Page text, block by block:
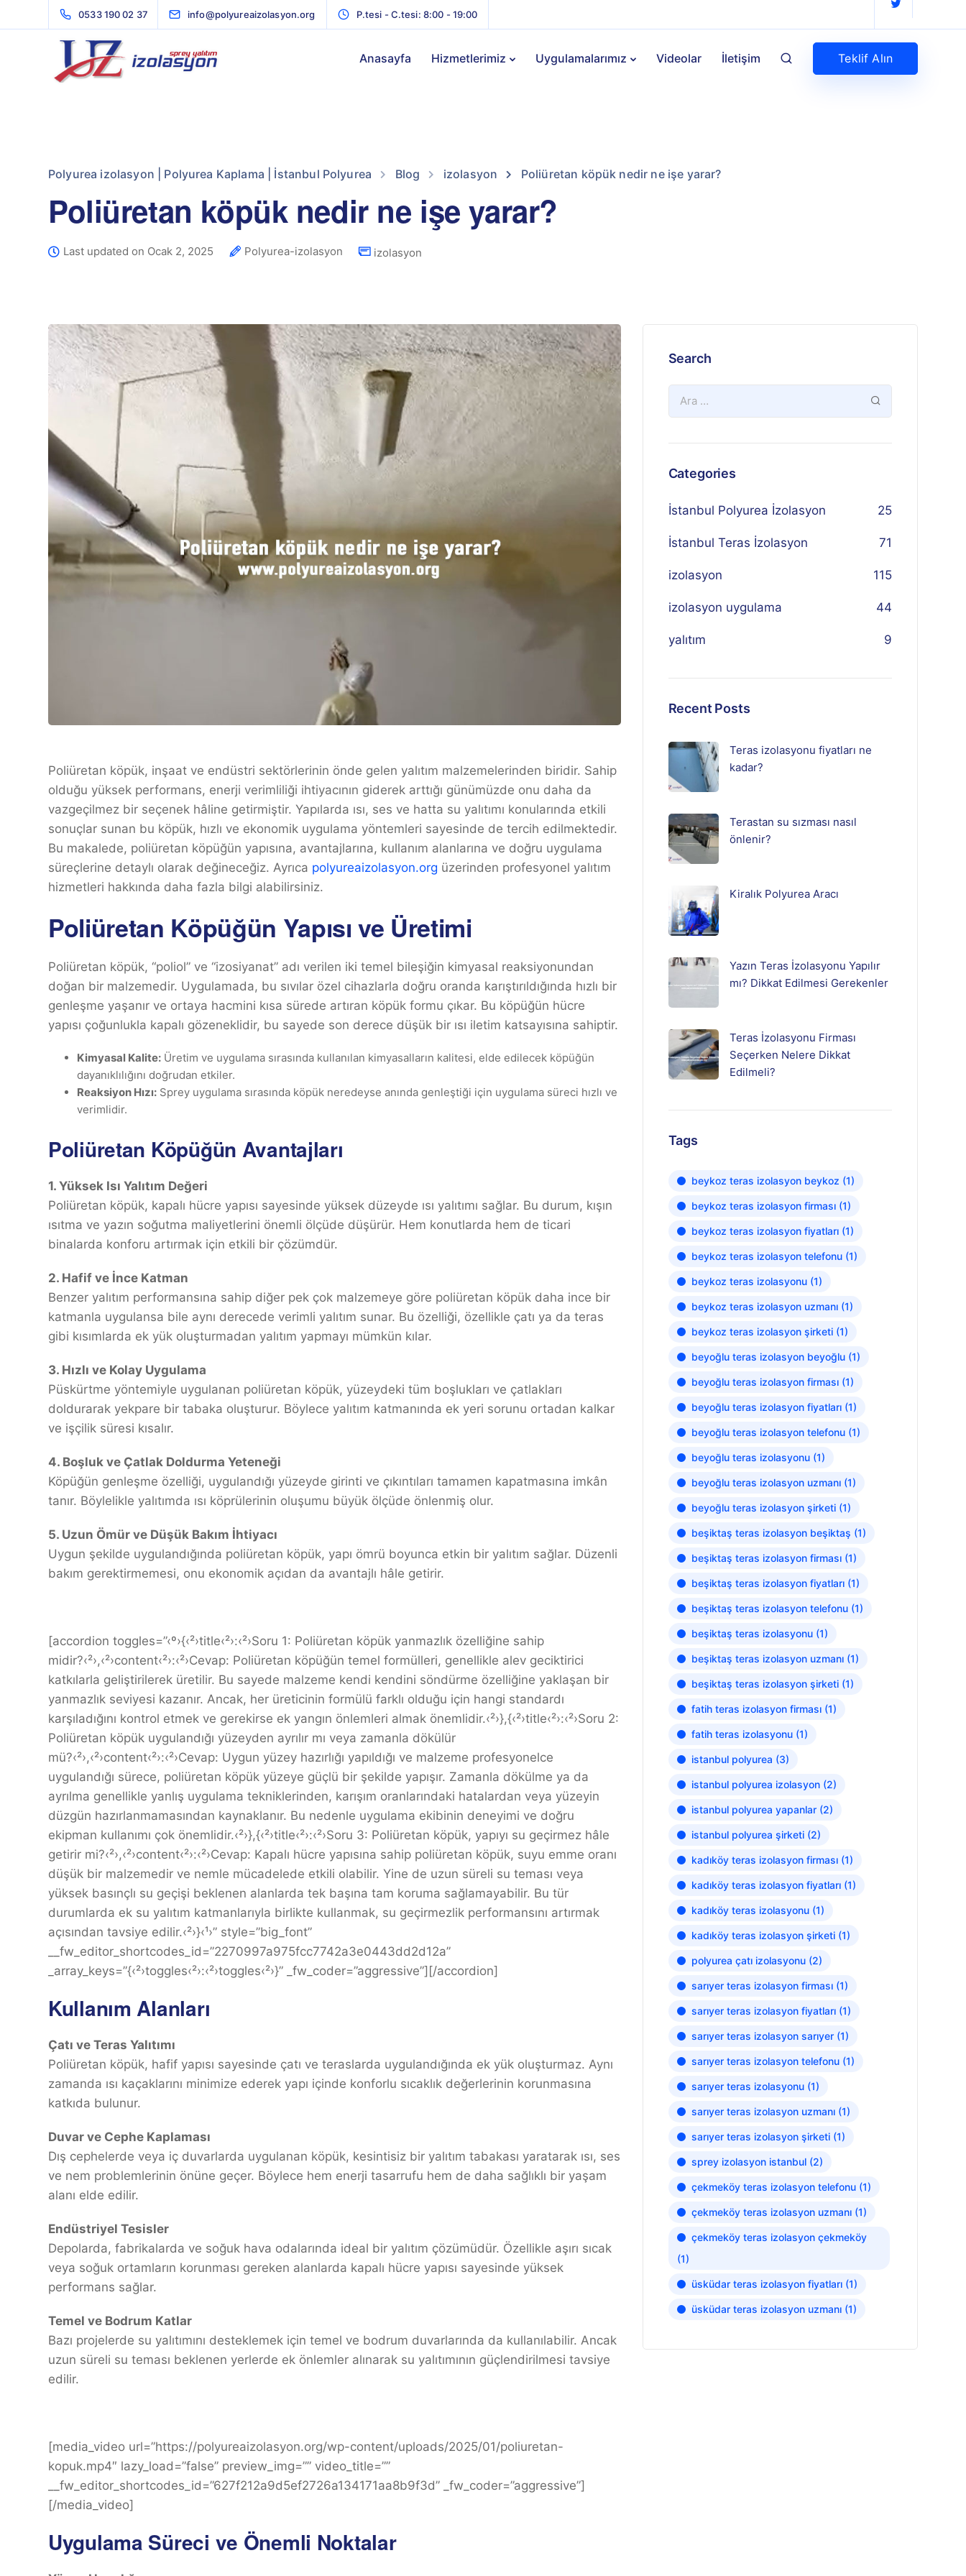
0533 190 02 37 info@polyureaizolasyon.org P.tesi - C.tesi: 8:00 - 19:00
Anasayfa Hizmetlerimiz Uygulamalarımız Videolar İletişim Teklif Alın
Polyurea izolasyon | Polyurea Kaplama | İstanbul Polyurea Blog izolasyon Poliüretan köpük nedir ne işe yarar?
Poliüretan köpük nedir ne işe yarar?
Last updated on Ocak 2, 2025 Polyurea-izolasyon izolasyon
Poliüretan köpük, inşaat ve endüstri sektörlerinin önde gelen yalıtım malzemelerinden biridir. Sahip
olduğu yüksek performans, enerji verimliliği ihtiyacının giderek arttığı günümüzde onu daha da
vazgeçilmez bir seçenek hâline getirmiştir. Yapılarda ısı, ses ve hatta su yalıtımı konularında etkili
sonuçlar sunan bu köpük, hızlı ve ekonomik uygulama yöntemleri sayesinde de tercih edilmektedir.
Bu makalede, poliüretan köpüğün yapısına, avantajlarına, kullanım alanlarına ve doğru uygulama
süreçlerine detaylı olarak değineceğiz. Ayrıca polyureaizolasyon.org üzerinden profesyonel yalıtım
hizmetleri hakkında daha fazla bilgi alabilirsiniz.
Poliüretan Köpüğün Yapısı ve Üretimi
Poliüretan köpük, “poliol” ve “izosiyanat” adı verilen iki temel bileşiğin kimyasal reaksiyonundan
doğan bir malzemedir. Uygulamada, bu sıvılar özel cihazlarla doğru oranda karıştırıldığında hızlı bir
genleşme yaşanır ve ortaya hacmini kısa sürede artıran köpük formu çıkar. Bu köpüğün hücre
yapısı çoğunlukla kapalı gözeneklidir, bu sayede son derece düşük bir ısı iletim katsayısına sahiptir.
Kimyasal Kalite: Üretim ve uygulama sırasında kullanılan kimyasalların kalitesi, elde edilecek köpüğün
dayanıklılığını doğrudan etkiler.
Reaksiyon Hızı: Sprey uygulama sırasında köpük neredeyse anında genleştiği için uygulama süreci hızlı ve
verimlidir.
Poliüretan Köpüğün Avantajları
1. Yüksek Isı Yalıtım Değeri
Poliüretan köpük, kapalı hücre yapısı sayesinde yüksek düzeyde ısı yalıtımı sağlar. Bu durum, kışın
ısıtma ve yazın soğutma maliyetlerini önemli ölçüde düşürür. Hem konutlarda hem de ticari
binalarda konforu artırmak için etkili bir çözümdür.
2. Hafif ve İnce Katman
Benzer yalıtım performansına sahip diğer pek çok malzemeye göre poliüretan köpük daha ince bir
katmanla uygulansa bile aynı derecede verimli yalıtım sunar. Bu özelliği, özellikle çatı ya da teras
gibi kısımlarda ek yük oluşturmadan yalıtım yapmayı mümkün kılar.
3. Hızlı ve Kolay Uygulama
Püskürtme yöntemiyle uygulanan poliüretan köpük, yüzeydeki tüm boşlukları ve çatlakları
doldurarak yekpare bir tabaka oluşturur. Böylece yalıtım katmanında ek yeri sorunu ortadan kalkar
ve işçilik süresi kısalır.
4. Boşluk ve Çatlak Doldurma Yeteneği
Köpüğün genleşme özelliği, uygulandığı yüzeyde girinti ve çıkıntıları tamamen kapatmasına imkân
tanır. Böylelikle yalıtımda ısı köprülerinin oluşumu büyük ölçüde önlenmiş olur.
5. Uzun Ömür ve Düşük Bakım İhtiyacı
Uygun şekilde uygulandığında poliüretan köpük, yapı ömrü boyunca etkin bir yalıtım sağlar. Düzenli
bakım gerektirmemesi, onu ekonomik açıdan da avantajlı hâle getirir.
[accordion toggles=”‹º›{‹²›title‹²›:‹²›Soru 1: Poliüretan köpük yanmazlık özelliğine sahip
midir?‹²›,‹²›content‹²›:‹²›Cevap: Poliüretan köpüğün temel formülleri, genellikle alev geciktirici
katkılarla geliştirilerek üretilir. Bu sayede malzeme kendi kendini söndürme özelliğine yaklaşan bir
yanmazlık seviyesi kazanır. Ancak, her üreticinin formülü farklı olduğu için hangi standardı
karşıladığını kontrol etmek ve gerekirse ek yangın önlemleri almak önemlidir.‹²›},{‹²›title‹²›:‹²›Soru 2:
Poliüretan köpük uygulandığı yüzeyden ayrılır mı veya zamanla dökülür
mü?‹²›,‹²›content‹²›:‹²›Cevap: Uygun yüzey hazırlığı yapıldığı ve malzeme profesyonelce
uygulandığı sürece, poliüretan köpük yüzeye güçlü bir şekilde yapışır. Zamanla dökülme ya da
ayrılma genellikle yanlış uygulama tekniklerinden, karışım oranlarındaki hatalardan veya yüzeyin
düzgün hazırlanmamasından kaynaklanır. Bu nedenle uygulama ekibinin deneyimi ve doğru
ekipman kullanımı çok önemlidir.‹²›},{‹²›title‹²›:‹²›Soru 3: Poliüretan köpük, yapıyı su geçirmez hâle
getirir mi?‹²›,‹²›content‹²›:‹²›Cevap: Kapalı hücre yapısına sahip poliüretan köpük, suyu emme oranı
düşük bir malzemedir ve nemle mücadelede etkili olabilir. Yine de uzun süreli su teması veya
yüksek basınçlı su geçişi beklenen alanlarda tek başına tam koruma sağlamayabilir. Bu tür
durumlarda ek su yalıtım katmanlarıyla birlikte kullanmak, su geçirmezlik performansını artırmak
açısından tavsiye edilir.‹²›}‹¹›” style=”big_font”
__fw_editor_shortcodes_id=”2270997a975fcc7742a3e0443dd2d12a”
_array_keys=”{‹²›toggles‹²›:‹²›toggles‹²›}” _fw_coder=”aggressive”][/accordion]
Kullanım Alanları
Çatı ve Teras Yalıtımı
Poliüretan köpük, hafif yapısı sayesinde çatı ve teraslarda uygulandığında ek yük oluşturmaz. Aynı
zamanda ısı kaçaklarını minimize ederek yapı içinde konforlu sıcaklık değerlerinin korunmasına
katkıda bulunur.
Duvar ve Cephe Kaplaması
Dış cephelerde veya iç duvarlarda uygulanan köpük, kesintisiz bir yalıtım tabakası yaratarak ısı, ses
ve nem problemlerinin önüne geçer. Böylece hem enerji tasarrufu hem de daha sağlıklı bir yaşam
alanı elde edilir.
Endüstriyel Tesisler
Depolarda, fabrikalarda ve soğuk hava odalarında ideal bir yalıtım çözümüdür. Özellikle aşırı sıcak
veya soğuk ortamların korunması gereken alanlarda kapalı hücre yapısı sayesinde yüksek
performans sağlar.
Temel ve Bodrum Katlar
Bazı projelerde su yalıtımını desteklemek için temel ve bodrum duvarlarında da kullanılabilir. Ancak
uzun süreli su teması beklenen yerlerde ek önlemler alınarak su yalıtımının güçlendirilmesi tavsiye
edilir.
[media_video url=”https://polyureaizolasyon.org/wp-content/uploads/2025/01/poliuretan-
kopuk.mp4″ lazy_load=”false” preview_img=”” video_title=””
__fw_editor_shortcodes_id=”627f212a9d5ef2726a134171aa8b9f3d” _fw_coder=”aggressive”]
[/media_video]
Uygulama Süreci ve Önemli Noktalar
Search
Categories
İstanbul Polyurea İzolasyon 25
İstanbul Teras İzolasyon 71
izolasyon 115
izolasyon uygulama 44
yalıtım 9
Recent Posts
Teras izolasyonu fiyatları ne
kadar?
Terastan su sızması nasıl
önlenir?
Kiralık Polyurea Aracı
Yazın Teras İzolasyonu Yapılır
mı? Dikkat Edilmesi Gerekenler
Teras İzolasyonu Firması
Seçerken Nelere Dikkat
Edilmeli?
Tags
beykoz teras izolasyon beykoz (1)
beykoz teras izolasyon firması(1)
beykoz teras izolasyon fiyatları(1)
beykoz teras izolasyon telefonu(1)
beykoz teras izolasyonu(1)
beykoz teras izolasyon uzmanı(1)
beykoz teras izolasyon şirketi(1)
beyoğlu teras izolasyon beyoğlu(1)
beyoğlu teras izolasyon firması(1)
beyoğlu teras izolasyon fiyatları(1)
beyoğlu teras izolasyon telefonu(1)
beyoğlu teras izolasyonu(1)
beyoğlu teras izolasyon uzmanı(1)
beyoğlu teras izolasyon şirketi(1)
beşiktaş teras izolasyon beşiktaş (1)
beşiktaş teras izolasyon firması(1)
beşiktaş teras izolasyon fiyatları(1)
beşiktaş teras izolasyon telefonu(1)
beşiktaş teras izolasyonu(1)
beşiktaş teras izolasyon uzmanı(1)
beşiktaş teras izolasyon şirketi(1)
fatih teras izolasyon firması(1)
fatih teras izolasyonu(1)
istanbul polyurea (3)
istanbul polyurea izolasyon(2)
istanbul polyurea yapanlar(2)
istanbul polyurea şirketi(2)
kadıköy teras izolasyon firması(1)
kadıköy teras izolasyon fiyatları(1)
kadıköy teras izolasyonu(1)
kadıköy teras izolasyon şirketi(1)
polyurea çatı izolasyonu(2)
sarıyer teras izolasyon firması(1)
sarıyer teras izolasyon fiyatları(1)
sarıyer teras izolasyon sarıyer(1)
sarıyer teras izolasyon telefonu(1)
sarıyer teras izolasyonu(1)
sarıyer teras izolasyon uzmanı(1)
sarıyer teras izolasyon şirketi(1)
sprey izolasyon istanbul(2)
çekmeköy teras izolasyon telefonu(1)
çekmeköy teras izolasyon uzmanı(1)
çekmeköy teras izolasyon çekmeköy
(1)
üsküdar teras izolasyon fiyatları(1)
üsküdar teras izolasyon uzmanı(1)